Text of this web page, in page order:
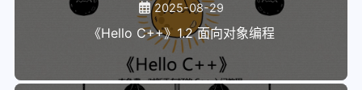
2025-08-29
《Hello C++》1.2 面向对象编程